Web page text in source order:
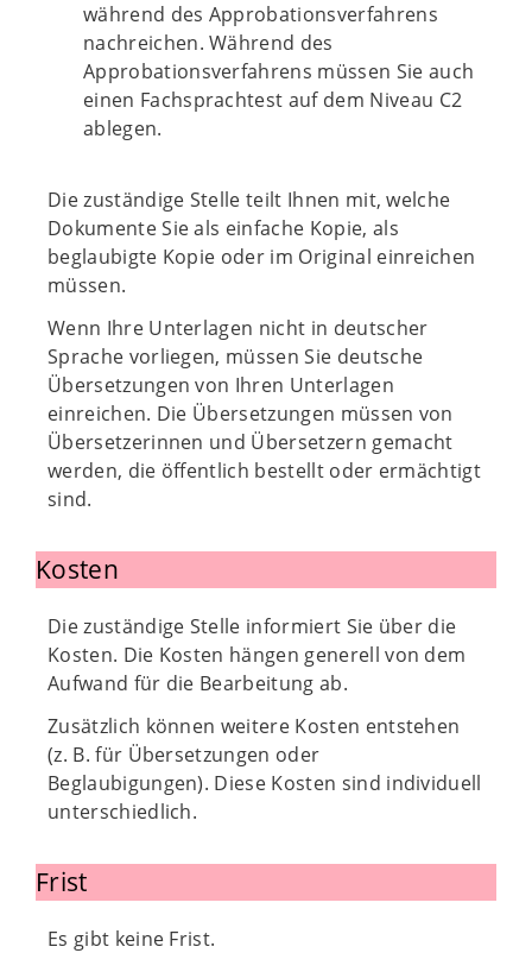
während des Approbationsverfahrens
nachreichen. Während des
Approbationsverfahrens müssen Sie auch
einen Fachsprachtest auf dem Niveau C2
ablegen.
Die zuständige Stelle teilt Ihnen mit, welche
Dokumente Sie als einfache Kopie, als
beglaubigte Kopie oder im Original einreichen
müssen.
Wenn Ihre Unterlagen nicht in deutscher
Sprache vorliegen, müssen Sie deutsche
Übersetzungen von Ihren Unterlagen
einreichen. Die Übersetzungen müssen von
Übersetzerinnen und Übersetzern gemacht
werden, die öffentlich bestellt oder ermächtigt
sind.
Kosten
Die zuständige Stelle informiert Sie über die
Kosten. Die Kosten hängen generell von dem
Aufwand für die Bearbeitung ab.
Zusätzlich können weitere Kosten entstehen
(z. B. für Übersetzungen oder
Beglaubigungen). Diese Kosten sind individuell
unterschiedlich.
Frist
Es gibt keine Frist.